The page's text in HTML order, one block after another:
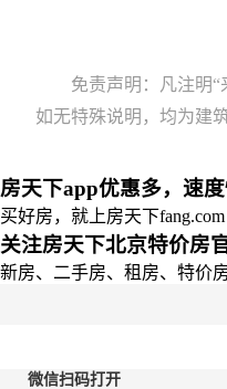
免责声明：凡注明
如无特殊说明，均为建
房天下app优惠多，速
买好房，就上房天下fang.com
关注房天下北京特价房
新房、二手房、租房、特价
微信扫码打开